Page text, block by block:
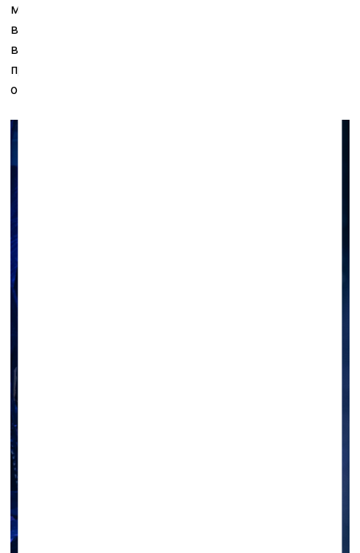
музей, трудно улететь в другую страну. Размещённые
возле работ
выставки, где можно узнать название произведения,
прочитать объяснение или выполнить необходимые
операции.